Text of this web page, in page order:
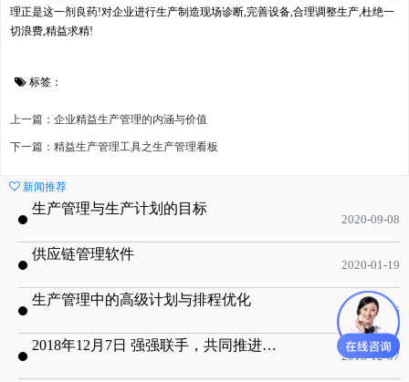
理正是这一剂良药!对企业进行生产制造现场诊断,完善设备,合理调整生产,杜绝一
切浪费,精益求精!
标签：
上一篇：企业精益生产管理的内涵与价值
下一篇：精益生产管理工具之生产管理看板
新闻推荐
生产管理与生产计划的目标
2020-09-08
供应链管理软件
2020-01-19
生产管理中的高级计划与排程优化
2019-05-16
2018年12月7日 强强联手，共同推进电子器件领域APS应用典范 风华高科生产自动化工业互联网应用项目-APS项目启动会
2018-12-07